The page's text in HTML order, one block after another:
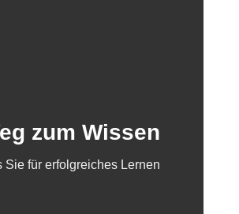
zum Wissen
Sie für erfolgreiches Lernen